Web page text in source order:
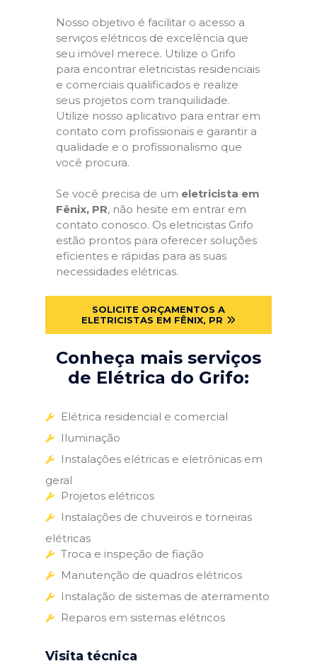
Nosso objetivo é facilitar o acesso a
serviços elétricos de excelência que
seu imóvel merece. Utilize o Grifo
para encontrar eletricistas residenciais
e comerciais qualificados e realize
seus projetos com tranquilidade.
Utilize nosso aplicativo para entrar em
contato com profissionais e garantir a
qualidade e o profissionalismo que
você procura.
Se você precisa de um eletricista em
Fênix, PR, não hesite em entrar em
contato conosco. Os eletricistas Grifo
estão prontos para oferecer soluções
eficientes e rápidas para as suas
necessidades elétricas.
SOLICITE ORÇAMENTOS A
ELETRICISTAS EM FÊNIX, PR
Conheça mais serviços
de Elétrica do Grifo:
Elétrica residencial e comercial
Iluminação
Instalações elétricas e eletrônicas em
geral
Projetos elétricos
Instalações de chuveiros e torneiras
elétricas
Troca e inspeção de fiação
Manutenção de quadros elétricos
Instalação de sistemas de aterramento
Reparos em sistemas elétricos
Visita técnica